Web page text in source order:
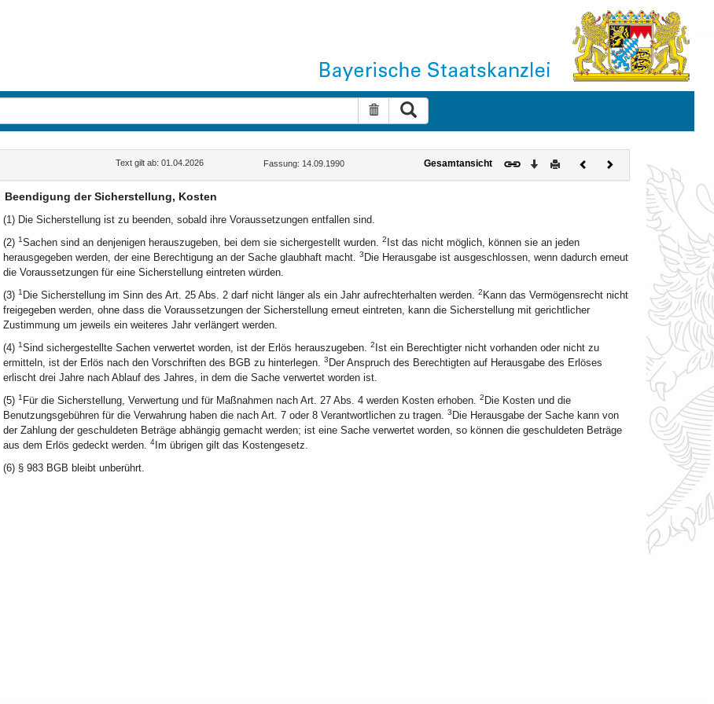
Suche zurücksetzen
Text gilt ab: 01.04.2026 Fassung: 14.09.1990 Gesamtansicht Download
DruckenVorherigesNächstes
Dokument
Beendigung der Sicherstellung, Kosten
(1) Die Sicherstellung ist zu beenden, sobald ihre Voraussetzungen entfallen sind.
(2) 1Sachen sind an denjenigen herauszugeben, bei dem sie sichergestellt wurden. 2 Ist das nicht möglich, können sie an jeden
herausgegeben werden, der eine Berechtigung an der Sache glaubhaft macht. 3 Die Herausgabe ist ausgeschlossen, wenn dadurch erneut
die Voraussetzungen für eine Sicherstellung eintreten würden.
(3) 1 Die Sicherstellung im Sinn des Art. 25 Abs. 2 darf nicht länger als ein Jahr aufrechterhalten werden. 2 Kann das Vermögensrecht nicht
freigegeben werden, ohne dass die Voraussetzungen der Sicherstellung erneut eintreten, kann die Sicherstellung mit gerichtlicher
Zustimmung um jeweils ein weiteres Jahr verlängert werden.
(4) 1Sind sichergestellte Sachen verwertet worden, ist der Erlös herauszugeben. 2 Ist ein Berechtigter nicht vorhanden oder nicht zu
ermitteln, ist der Erlös nach den Vorschriften des BGB zu hinterlegen. 3 Der Anspruch des Berechtigten auf Herausgabe des Erlöses
erlischt drei Jahre nach Ablauf des Jahres, in dem die Sache verwertet worden ist.
(5) 1 Für die Sicherstellung, Verwertung und für Maßnahmen nach Art. 27 Abs. 4 werden Kosten erhoben. 2 Die Kosten und die
Benutzungsgebühren für die Verwahrung haben die nach Art. 7 oder 8 Verantwortlichen zu tragen. 3 Die Herausgabe der Sache kann von
der Zahlung der geschuldeten Beträge abhängig gemacht werden; ist eine Sache verwertet worden, so können die geschuldeten Beträge
aus dem Erlös gedeckt werden. 4Im übrigen gilt das Kostengesetz.
(6) § 983 BGB bleibt unberührt.